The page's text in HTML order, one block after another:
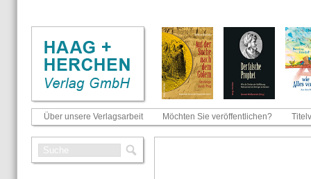
Über unsere Verlagsarbeit Möchten Sie veröffentlichen?